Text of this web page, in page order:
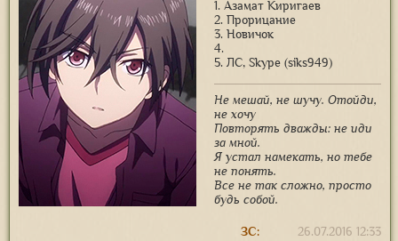
1. Азамат Киригаев
2. Прорицание
3. Новичок
4.
5. ЛС, Skype (siks949)
Не мешай, не шучу. Отойди,
не хочу
Повторять дважды: не иди
за мной.
Я устал намекать, но тебе
не понять.
Все не так сложно, просто
будь собой.
26.07.2016 12:33
ЗС: